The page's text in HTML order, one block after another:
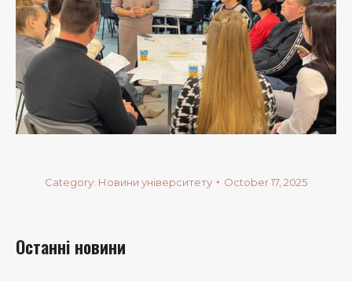
Category: Новини університету October 17, 2025
Останні новини